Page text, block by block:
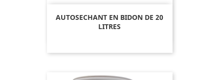
AUTOSECHANT EN BIDON DE 20
LITRES